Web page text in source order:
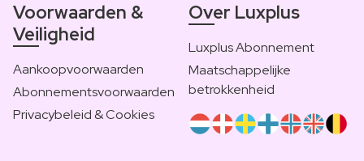
Voorwaarden &
Veiligheid
Aankoopvoorwaarden
Abonnementsvoorwaarden
Privacybeleid & Cookies
Over Luxplus
Luxplus Abonnement
Maatschappelijke
betrokkenheid